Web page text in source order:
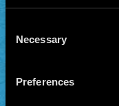
Selection
Necessary
Preferences